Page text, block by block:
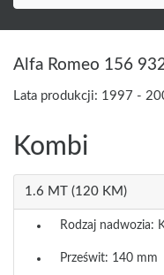
Alfa Romeo 156
Lata produkcji: 1997 -
Kombi
1.6 MT (120 KM)
Rodzaj nadwozia:
Prześwit: 140 mm